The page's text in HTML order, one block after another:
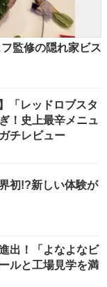
監修の隠れ家ビス
「レッドロブスタ
！史上最辛メニュ
チレビュー
初!?新しい体験が
出！「よなよなビ
ルと工場見学を満